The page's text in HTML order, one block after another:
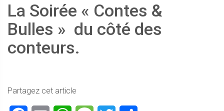
La Soirée « Contes &
Bulles » du côté des
conteurs.
Partagez cet article